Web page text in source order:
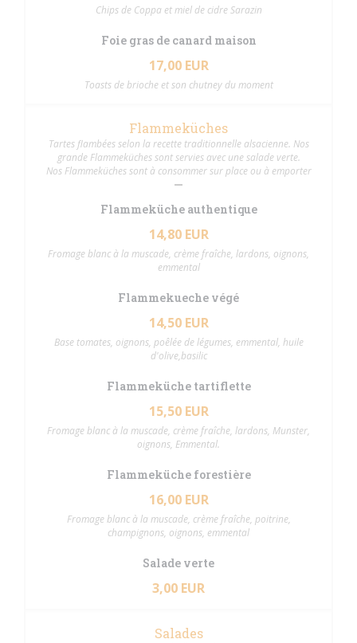
Chips de Coppa et miel de cidre Sarazin
Foie gras de canard maison
17,00 EUR
Toasts de brioche et son chutney du moment
Flammeküches
Tartes flambées selon la recette traditionnelle alsacienne. Nos
grande Flammeküches sont servies avec une salade verte.
Nos Flammeküches sont à consommer sur place ou à emporter
Flammeküche authentique
14,80 EUR
Fromage blanc à la muscade, crème fraîche, lardons, oignons,
emmental
Flammekueche végé
14,50 EUR
Base tomates, oignons, poêlée de légumes, emmental, huile
d'olive,basilic
Flammeküche tartiflette
15,50 EUR
Fromage blanc à la muscade, crème fraîche, lardons, Munster,
oignons, Emmental.
Flammeküche forestière
16,00 EUR
Fromage blanc à la muscade, crème fraîche, poitrine,
champignons, oignons, emmental
Salade verte
3,00 EUR
Salades